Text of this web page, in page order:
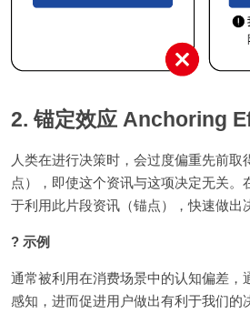
2. 锚定效应 Anchoring
人类在进行决策时，会过度偏重先前取
点），即使这个资讯与这项决定无关。
于利用此片段资讯（锚点），快速做出
? 示例
通常被利用在消费场景中的认知偏差，
感知，进而促进用户做出有利于我们的